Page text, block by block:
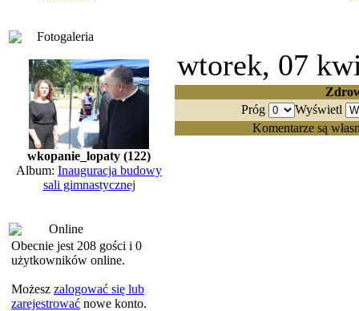
Fotogaleria
wkopanie_lopaty (122)
Album: Inauguracja budowy
sali gimnastycznej
Online
Obecnie jest 208 gości i 0
użytkowników online.
Możesz zalogować się lub
zarejestrować nowe konto.
wtorek, 07
Próg
Wyświetl
Komentarze są